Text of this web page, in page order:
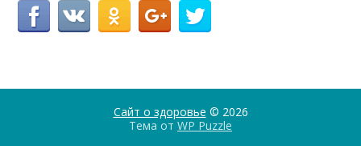
Сайт о здоровье © 2026
Тема от WP Puzzle